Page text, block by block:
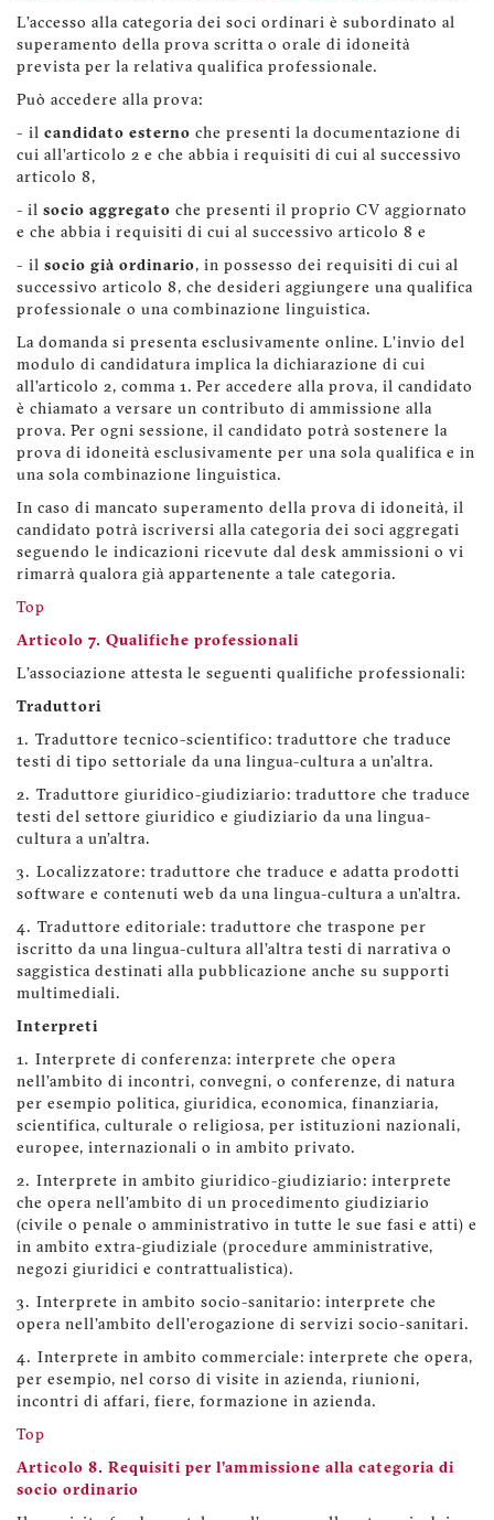
L'accesso alla categoria dei soci ordinari è subordinato al
superamento della prova scritta o orale di idoneità
prevista per la relativa qualifica professionale.
Può accedere alla prova:
- il candidato esterno che presenti la documentazione di
cui all’articolo 2 e che abbia i requisiti di cui al successivo
articolo 8,
- il socio aggregato che presenti il proprio CV aggiornato
e che abbia i requisiti di cui al successivo articolo 8 e
- il socio già ordinario, in possesso dei requisiti di cui al
successivo articolo 8, che desideri aggiungere una qualifica
professionale o una combinazione linguistica.
La domanda si presenta esclusivamente online. L’invio del
modulo di candidatura implica la dichiarazione di cui
all’articolo 2, comma 1. Per accedere alla prova, il candidato
è chiamato a versare un contributo di ammissione alla
prova. Per ogni sessione, il candidato potrà sostenere la
prova di idoneità esclusivamente per una sola qualifica e in
una sola combinazione linguistica.
In caso di mancato superamento della prova di idoneità, il
candidato potrà iscriversi alla categoria dei soci aggregati
seguendo le indicazioni ricevute dal desk ammissioni o vi
rimarrà qualora già appartenente a tale categoria.
Top
Articolo 7. Qualifiche professionali
L'associazione attesta le seguenti qualifiche professionali:
Traduttori
1. Traduttore tecnico-scientifico: traduttore che traduce
testi di tipo settoriale da una lingua-cultura a un'altra.
2. Traduttore giuridico-giudiziario: traduttore che traduce
testi del settore giuridico e giudiziario da una lingua-
cultura a un'altra.
3. Localizzatore: traduttore che traduce e adatta prodotti
software e contenuti web da una lingua-cultura a un'altra.
4. Traduttore editoriale: traduttore che traspone per
iscritto da una lingua-cultura all'altra testi di narrativa o
saggistica destinati alla pubblicazione anche su supporti
multimediali.
Interpreti
1. Interprete di conferenza: interprete che opera
nell'ambito di incontri, convegni, o conferenze, di natura
per esempio politica, giuridica, economica, finanziaria,
scientifica, culturale o religiosa, per istituzioni nazionali,
europee, internazionali o in ambito privato.
2. Interprete in ambito giuridico-giudiziario: interprete
che opera nell'ambito di un procedimento giudiziario
(civile o penale o amministrativo in tutte le sue fasi e atti) e
in ambito extra-giudiziale (procedure amministrative,
negozi giuridici e contrattualistica).
3. Interprete in ambito socio-sanitario: interprete che
opera nell'ambito dell'erogazione di servizi socio-sanitari.
4. Interprete in ambito commerciale: interprete che opera,
per esempio, nel corso di visite in azienda, riunioni,
incontri di affari, fiere, formazione in azienda.
Top
Articolo 8. Requisiti per l'ammissione alla categoria di
socio ordinario